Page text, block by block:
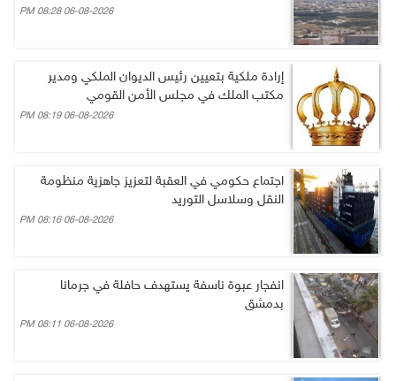
06-08-2026 08:28 PM
إرادة ملكية بتعيين رئيس الديوان الملكي ومدير
مكتب الملك في مجلس الأمن القومي
06-08-2026 08:19 PM
اجتماع حكومي في العقبة لتعزيز جاهزية منظومة
النقل وسلاسل التوريد
06-08-2026 08:16 PM
انفجار عبوة ناسفة يستهدف حافلة في جرمانا
بدمشق
06-08-2026 08:11 PM